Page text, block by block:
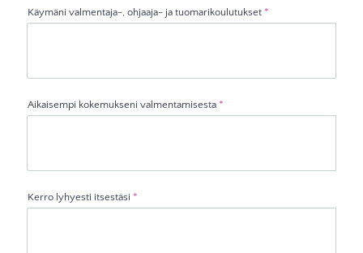
Käymäni valmentaja-, ohjaaja- ja tuomarikoulutukset *
Aikaisempi kokemukseni valmentamisesta *
Kerro lyhyesti itsestäsi *